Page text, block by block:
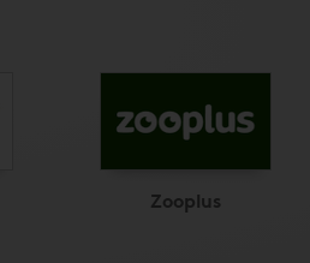
Zooplus